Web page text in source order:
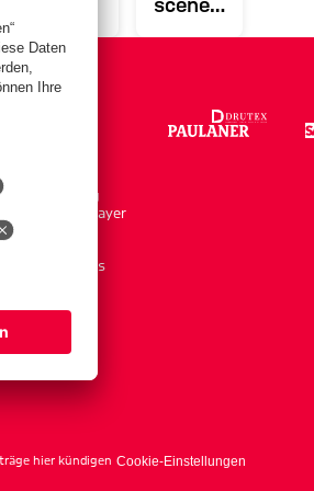
eines
jeden
scenes:
Medizincheck
Kim
Bekleidung
Shop by Player
Accessoires
hier kündigen Cookie-Einstellungen